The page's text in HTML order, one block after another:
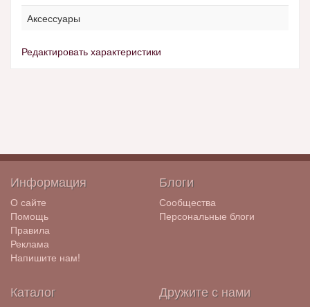
Аксессуары
Редактировать характеристики
Информация
О сайте
Помощь
Правила
Реклама
Напишите нам!
Блоги
Сообщества
Персональные блоги
Каталог Дружите с нами